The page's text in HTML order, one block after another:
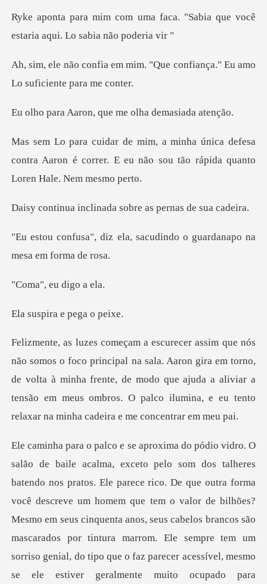
aca. "Sabia que você
estaria a
im. "Que confiança." Eu amo
on, que me olha
defesa
contra Aaron é correr. E eu não sou
linada sobre as pe
la, sacudindo o guardanap
eu dig
ra e pega
Aaron gira em torno,
de volta à minha frente, de modo que ajuda a aliviar a
tensão em meu
homem que tem o valor de bilhões?
Mesmo em seus cinquenta anos, seus cabelos brancos são
mascarados por tintura marrom. Ele sempre tem um
sorriso genial, do tipo que o faz parecer ac